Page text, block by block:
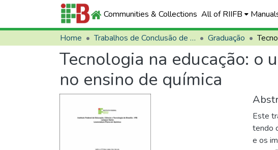
Communities & Collections All of RIIFB
Home Trabalhos de Conclusão de Curso (TCCs) Graduação
Tecnologia na educação: o
no ensino de química
Este
tendo
e os